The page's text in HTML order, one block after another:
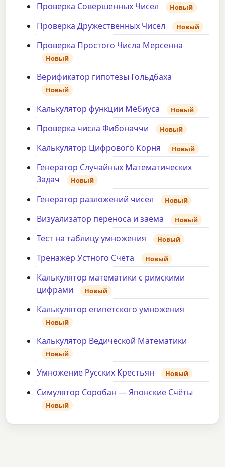
Проверка Совершенных Чисел Новый
Проверка Дружественных Чисел Новый
Проверка Простого Числа Мерсенна
Новый
Верификатор гипотезы Гольдбаха
Новый
Калькулятор функции Мёбиуса Новый
Проверка числа Фибоначчи Новый
Калькулятор Цифрового Корня Новый
Генератор Случайных Математических
Задач
Новый
Генератор разложений чисел Новый
Визуализатор переноса и заёма Новый
Тест на таблицу умножения Новый
Тренажёр Устного Счёта Новый
Калькулятор математики с римскими
цифрами
Новый
Калькулятор египетского умножения
Новый
Калькулятор Ведической Математики
Новый
Умножение Русских Крестьян Новый
Симулятор Соробан — Японские Счёты
Новый